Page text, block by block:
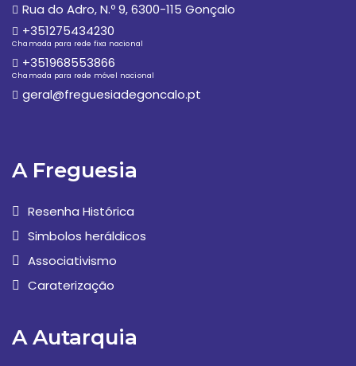
Rua do Adro, N.º 9, 6300-115 Gonçalo
+351275434230
Chamada para rede fixa nacional
+351968553866
Chamada para rede móvel nacional
geral@freguesiadegoncalo.pt
A Freguesia
Resenha Histórica
Simbolos heráldicos
Associativismo
Caraterização
A Autarquia